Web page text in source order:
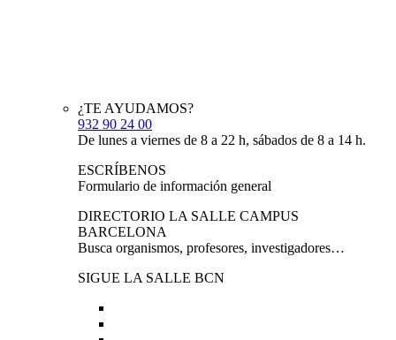
¿TE AYUDAMOS?
932 90 24 00
De lunes a viernes de 8 a 22 h, sábados de 8 a 14 h.
ESCRÍBENOS
Formulario de información general
DIRECTORIO LA SALLE CAMPUS
BARCELONA
Busca organismos, profesores, investigadores…
SIGUE LA SALLE BCN